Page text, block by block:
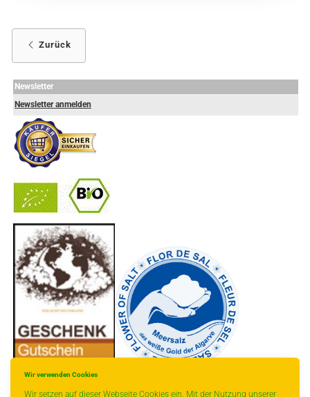
Wir verwenden Cookies
Wir setzen auf dieser Webseite Cookies ein. Mit der Nutzung unserer
Zurück
Newsletter
Newsletter anmelden